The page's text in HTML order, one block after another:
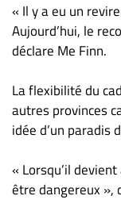
Solutions de
recrutements
TROUVEZ-
NOUS
Nous
À
propos
« Il y a eu un
Aujourd’hui, le
déclare Me Finn.
La flexibilité du
autres provinces
idée d’un paradis
« Lorsqu’il
être dangereux »,